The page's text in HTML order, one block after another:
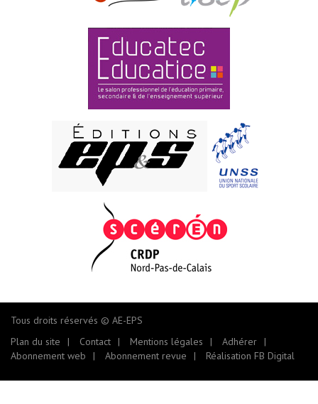
Tous droits réservés © AE-EPS
Plan du site
Contact Mentions légales
Adhérer
Abonnement web
Abonnement revue Réalisation FB Digital